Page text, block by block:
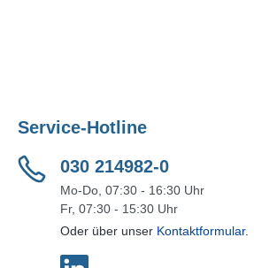
Service-Hotline
030 214982-0
Mo-Do, 07:30 - 16:30 Uhr
Fr, 07:30 - 15:30 Uhr
Oder über unser Kontaktformular.